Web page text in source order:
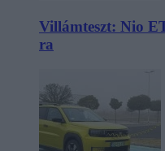
Villámteszt: Nio
ra